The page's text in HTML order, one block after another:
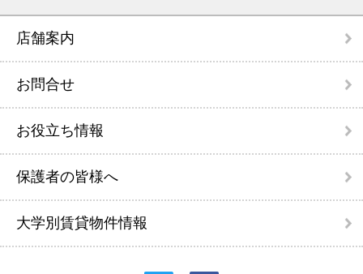
店舗案内
お問合せ
お役立ち情報
保護者の皆様へ
大学別賃貸物件情報